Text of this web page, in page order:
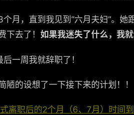
个月，直到我见到“六月夫妇”。
下去了！ 如果我迷失了什么，我
一周我就辞职了！
陋的设想了一下接下来的计划！！
离职后的2个月（6、7月）时间